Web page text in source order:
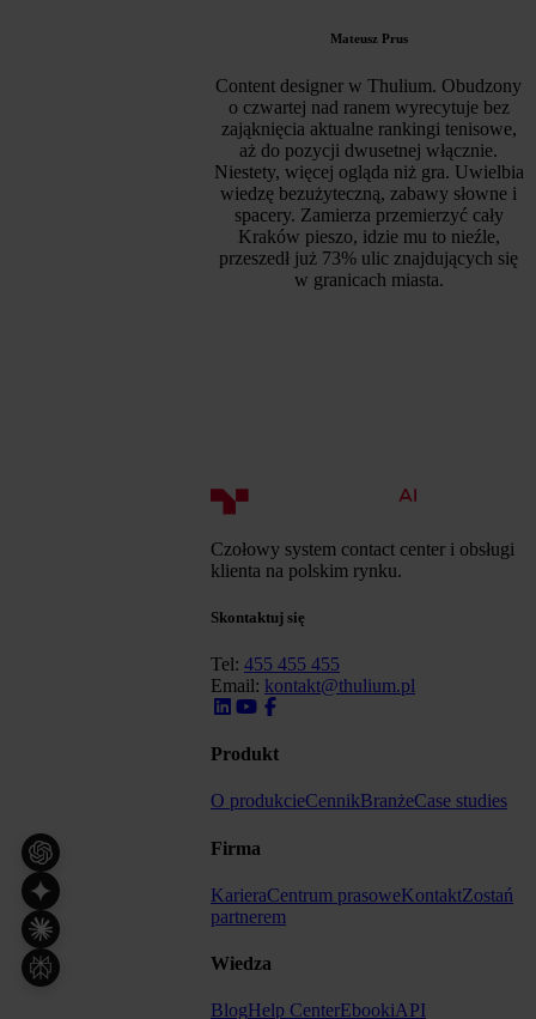
Mateusz Prus
Content designer w Thulium. Obudzony
o czwartej nad ranem wyrecytuje bez
zająknięcia aktualne rankingi tenisowe,
aż do pozycji dwusetnej włącznie.
Niestety, więcej ogląda niż gra. Uwielbia
wiedzę bezużyteczną, zabawy słowne i
spacery. Zamierza przemierzyć cały
Kraków pieszo, idzie mu to nieźle,
przeszedł już 73% ulic znajdujących się
w granicach miasta.
Czołowy system contact center i obsługi
klienta na polskim rynku.
Skontaktuj się
Tel: 455 455 455
Email: kontakt@thulium.pl
Produkt
O produkcieCennikBranżeCase studies
Firma
KarieraCentrum prasoweKontaktZostań
partnerem
Wiedza
BlogHelp CenterEbookiAPI